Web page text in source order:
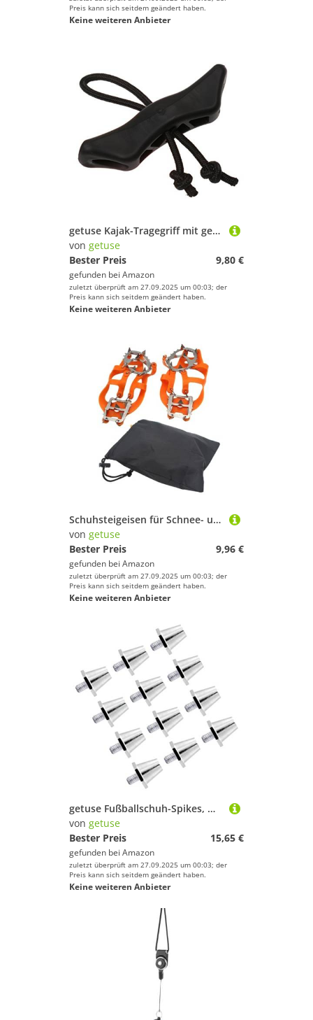
Preis kann sich seitdem geändert haben.
Keine weiteren Anbieter
getuse Kajak-Tragegriff mit geflochtener Kordel, schwarzer Kunststoff-Ziehgriff für einfachen Transport, 18,5 cm Seillänge
von getuse
Bester Preis
9,80 €
gefunden bei Amazon
zuletzt überprüft am 27.09.2025 um 00:03; der
Preis kann sich seitdem geändert haben.
Keine weiteren Anbieter
Schuhsteigeisen für Schnee- und Eisspaziergänge, Traktionsstollen mit 18 Spikes, tragbare Schuhspikes für Herren und Damen, zum Klettern, Outdoor-Eisangeln (1 Paar), Orange, L
von getuse
Bester Preis
9,96 €
gefunden bei Amazon
zuletzt überprüft am 27.09.2025 um 00:03; der
Preis kann sich seitdem geändert haben.
Keine weiteren Anbieter
getuse Fußballschuh-Spikes, M5-Gewinde, Aluminium, für Wettbewerbe, rutschfester Ersatz, 13 mm, 12 Stück
von getuse
Bester Preis
15,65 €
gefunden bei Amazon
zuletzt überprüft am 27.09.2025 um 00:03; der
Preis kann sich seitdem geändert haben.
Keine weiteren Anbieter